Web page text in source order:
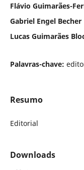
Flávio Guimarães-
Gabriel Engel Becher
Lucas Guimarães
Palavras-chave:
Resumo
Editorial
Downloads